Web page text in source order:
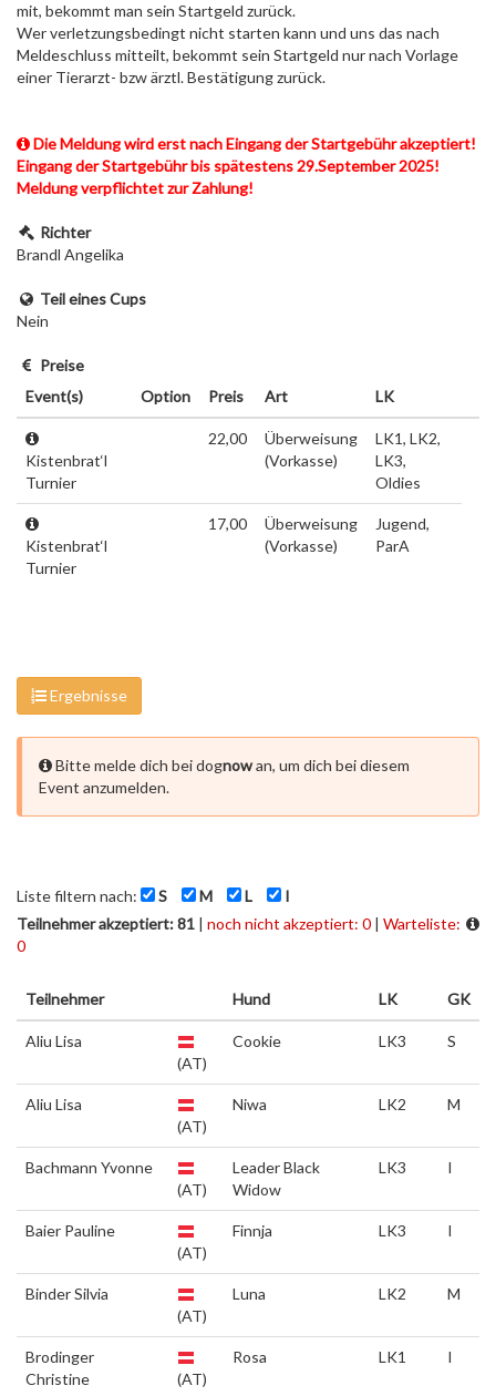
mit, bekommt man sein Startgeld zurück.
Wer verletzungsbedingt nicht starten kann und uns das nach
Meldeschluss mitteilt, bekommt sein Startgeld nur nach Vorlage
einer Tierarzt- bzw ärztl. Bestätigung zurück.
Die Meldung wird erst nach Eingang der Startgebühr akzeptiert!
Eingang der Startgebühr bis spätestens 29.September 2025!
Meldung verpflichtet zur Zahlung!
Richter
Brandl Angelika
Teil eines Cups
Nein
Preise
Event(s)
Option Preis Art LK
Kistenbrat‘l
Turnier
22,00
Überweisung
(Vorkasse)
LK1, LK2,
LK3,
Oldies
Kistenbrat‘l
Turnier
17,00
Überweisung
(Vorkasse)
Jugend,
ParA
Ergebnisse
Bitte melde dich bei dognowan, um dich bei diesem
Event anzumelden.
Liste filtern nach: S M L
I
Teilnehmer akzeptiert: 81 | noch nicht akzeptiert: 0 | Warteliste:
0
Teilnehmer Hund LK GK
Aliu Lisa
(AT)
Cookie LK3 S
Aliu Lisa
(AT)
Niwa LK2 M
Bachmann Yvonne
(AT)
Leader Black
Widow
LK3 I
Baier Pauline
(AT)
Finnja LK3 I
Binder Silvia
(AT)
Luna LK2 M
Brodinger
Christine
(AT)
Rosa LK1 I